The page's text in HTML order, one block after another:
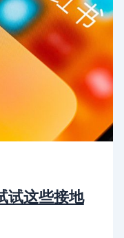
试这些接地